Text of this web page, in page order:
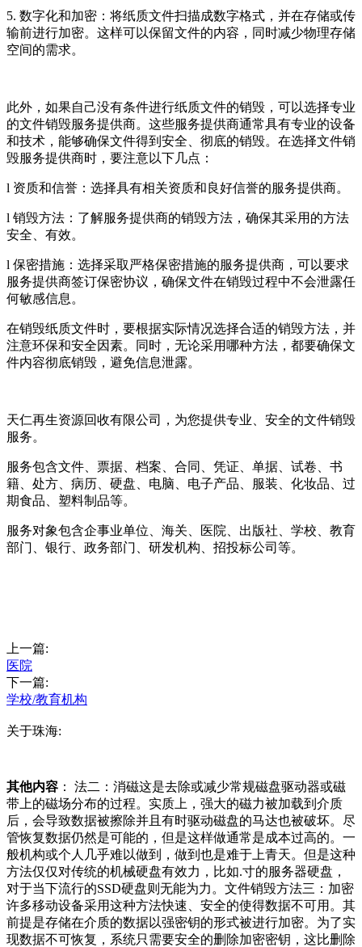
5. 数字化和加密：将纸质文件扫描成数字格式，并在存储或传
输前进行加密。这样可以保留文件的内容，同时减少物理存储
空间的需求。
此外，如果自己没有条件进行纸质文件的销毁，可以选择专业
的文件销毁服务提供商。这些服务提供商通常具有专业的设备
和技术，能够确保文件得到安全、彻底的销毁。在选择文件销
毁服务提供商时，要注意以下几点：
l 资质和信誉：选择具有相关资质和良好信誉的服务提供商。
l 销毁方法：了解服务提供商的销毁方法，确保其采用的方法
安全、有效。
l 保密措施：选择采取严格保密措施的服务提供商，可以要求
服务提供商签订保密协议，确保文件在销毁过程中不会泄露任
何敏感信息。
在销毁纸质文件时，要根据实际情况选择合适的销毁方法，并
注意环保和安全因素。同时，无论采用哪种方法，都要确保文
件内容彻底销毁，避免信息泄露。
天仁再生资源回收有限公司，为您提供专业、安全的文件销毁
服务。
服务包含文件、票据、档案、合同、凭证、单据、试卷、书
籍、处方、病历、硬盘、电脑、电子产品、服装、化妆品、过
期食品、塑料制品等。
服务对象包含企事业单位、海关、医院、出版社、学校、教育
部门、银行、政务部门、研发机构、招投标公司等。
上一篇:
医院
下一篇:
学校/教育机构
关于珠海:
其他内容 ： 法二：消磁这是去除或减少常规磁盘驱动器或磁
带上的磁场分布的过程。实质上，强大的磁力被加载到介质
后，会导致数据被擦除并且有时驱动磁盘的马达也被破坏。尽
管恢复数据仍然是可能的，但是这样做通常是成本过高的。一
般机构或个人几乎难以做到，做到也是难于上青天。但是这种
方法仅仅对传统的机械硬盘有效力，比如.寸的服务器硬盘，
对于当下流行的SSD硬盘则无能为力。文件销毁方法三：加密
许多移动设备采用这种方法快速、安全的使得数据不可用。其
前提是存储在介质的数据以强密钥的形式被进行加密。为了实
现数据不可恢复，系统只需要安全的删除加密密钥，这比删除